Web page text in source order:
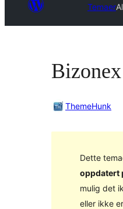
Temaer
Bizonex
ThemeHunk
Dette
oppdatert
mulig det
eller ikke